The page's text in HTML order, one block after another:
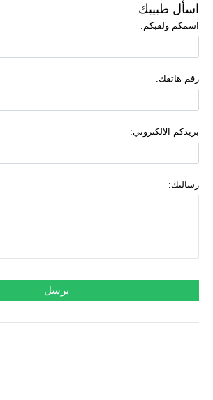
اسأل طبيبك
اسمكم ولقبكم:
رقم هاتفك:
بريدكم الالكتروني:
رسالتك: